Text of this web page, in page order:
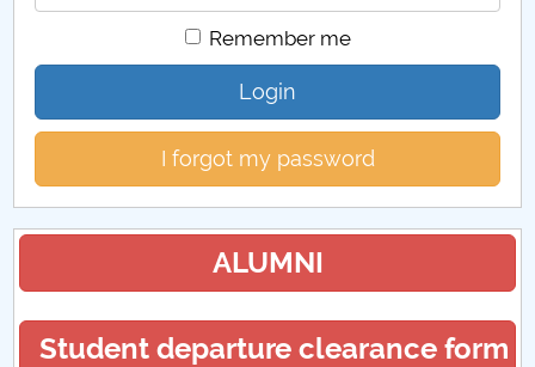
Remember me
Login
I forgot my password
ALUMNI
Student departure clearance form